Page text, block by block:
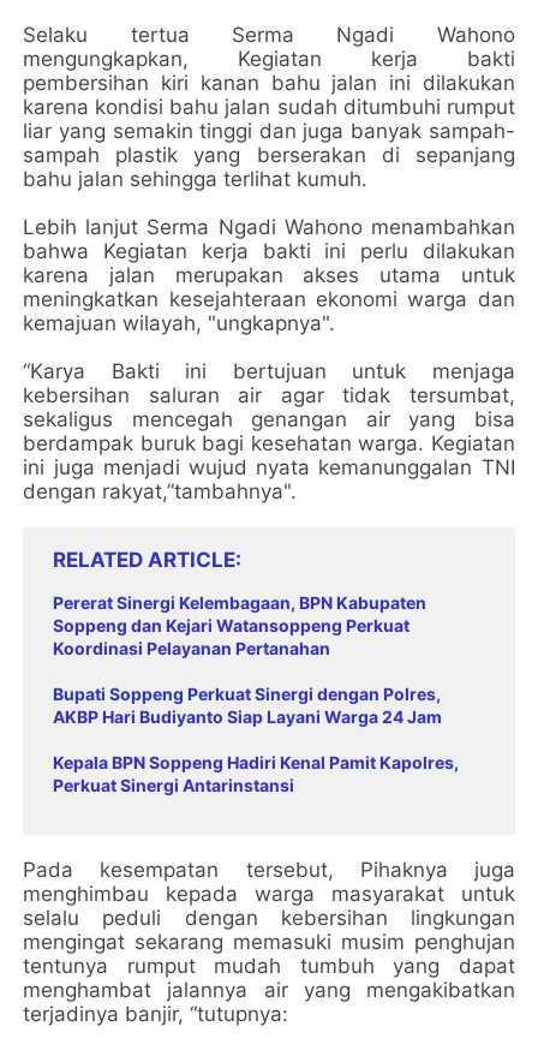
Selaku tertua Serma Ngadi Wahono
mengungkapkan, Kegiatan kerja bakti
pembersihan kiri kanan bahu jalan ini dilakukan
karena kondisi bahu jalan sudah ditumbuhi rumput
liar yang semakin tinggi dan juga banyak sampah-
sampah plastik yang berserakan di sepanjang
bahu jalan sehingga terlihat kumuh.
Lebih lanjut Serma Ngadi Wahono menambahkan
bahwa Kegiatan kerja bakti ini perlu dilakukan
karena jalan merupakan akses utama untuk
meningkatkan kesejahteraan ekonomi warga dan
kemajuan wilayah, "ungkapnya".
“Karya Bakti ini bertujuan untuk menjaga
kebersihan saluran air agar tidak tersumbat,
sekaligus mencegah genangan air yang bisa
berdampak buruk bagi kesehatan warga. Kegiatan
ini juga menjadi wujud nyata kemanunggalan TNI
dengan rakyat,”tambahnya".
RELATED ARTICLE
Pererat Sinergi Kelembagaan, BPN Kabupaten
Soppeng dan Kejari Watansoppeng Perkuat
Koordinasi Pelayanan Pertanahan
Bupati Soppeng Perkuat Sinergi dengan Polres,
AKBP Hari Budiyanto Siap Layani Warga 24 Jam
Kepala BPN Soppeng Hadiri Kenal Pamit Kapolres,
Perkuat Sinergi Antarinstansi
Pada kesempatan tersebut, Pihaknya juga
menghimbau kepada warga masyarakat untuk
selalu peduli dengan kebersihan lingkungan
mengingat sekarang memasuki musim penghujan
tentunya rumput mudah tumbuh yang dapat
menghambat jalannya air yang mengakibatkan
terjadinya banjir, “tutupnya: